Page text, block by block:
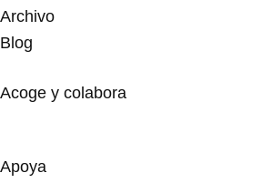
Archivo
Blog
Acoge y colabora
Apoya